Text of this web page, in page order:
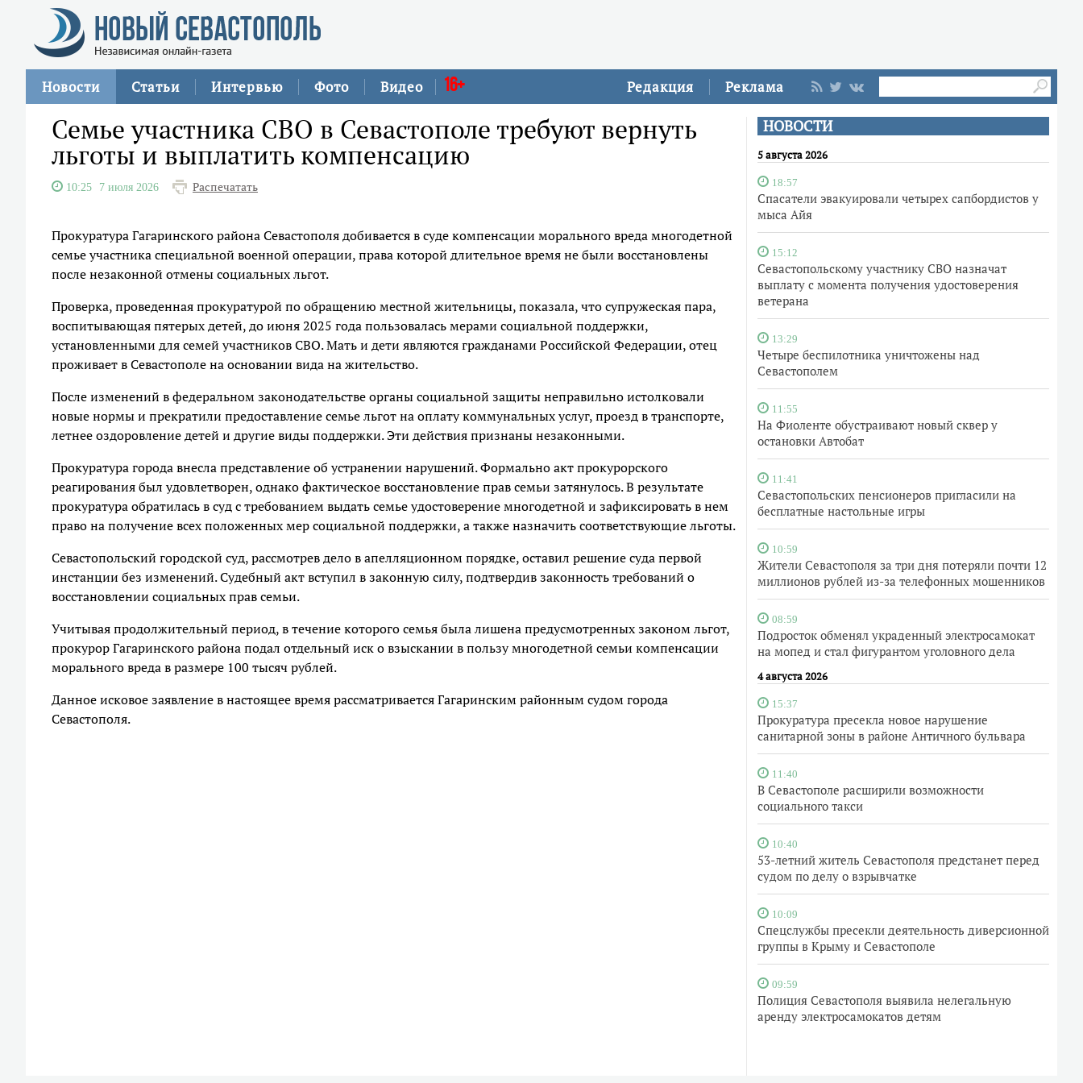
Редакция Реклама
Новости Статьи Интервью Фото Видео 16+
НОВОСТИ
5 августа 2026
18:57
Спасатели эвакуировали четырех сапбордистов у
мыса Айя
15:12
Севастопольскому участнику СВО назначат
выплату с момента получения удостоверения
ветерана
13:29
Четыре беспилотника уничтожены над
Севастополем
11:55
На Фиоленте обустраивают новый сквер у
остановки Автобат
11:41
Севастопольских пенсионеров пригласили на
бесплатные настольные игры
10:59
Жители Севастополя за три дня потеряли почти 12
миллионов рублей из-за телефонных мошенников
08:59
Подросток обменял украденный электросамокат
на мопед и стал фигурантом уголовного дела
4 августа 2026
15:37
Прокуратура пресекла новое нарушение
санитарной зоны в районе Античного бульвара
11:40
В Севастополе расширили возможности
социального такси
10:40
53-летний житель Севастополя предстанет перед
судом по делу о взрывчатке
10:09
Спецслужбы пресекли деятельность диверсионной
группы в Крыму и Севастополе
09:59
Полиция Севастополя выявила нелегальную
аренду электросамокатов детям
Семье участника СВО в Севастополе требуют вернуть
льготы и выплатить компенсацию
10:25 7 июля 2026 Распечатать
Прокуратура Гагаринского района Севастополя добивается в суде компенсации морального вреда многодетной
семье участника специальной военной операции, права которой длительное время не были восстановлены
после незаконной отмены социальных льгот.
Проверка, проведенная прокуратурой по обращению местной жительницы, показала, что супружеская пара,
воспитывающая пятерых детей, до июня 2025 года пользовалась мерами социальной поддержки,
установленными для семей участников СВО. Мать и дети являются гражданами Российской Федерации, отец
проживает в Севастополе на основании вида на жительство.
После изменений в федеральном законодательстве органы социальной защиты неправильно истолковали
новые нормы и прекратили предоставление семье льгот на оплату коммунальных услуг, проезд в транспорте,
летнее оздоровление детей и другие виды поддержки. Эти действия признаны незаконными.
Прокуратура города внесла представление об устранении нарушений. Формально акт прокурорского
реагирования был удовлетворен, однако фактическое восстановление прав семьи затянулось. В результате
прокуратура обратилась в суд с требованием выдать семье удостоверение многодетной и зафиксировать в нем
право на получение всех положенных мер социальной поддержки, а также назначить соответствующие льготы.
Севастопольский городской суд, рассмотрев дело в апелляционном порядке, оставил решение суда первой
инстанции без изменений. Судебный акт вступил в законную силу, подтвердив законность требований о
восстановлении социальных прав семьи.
Учитывая продолжительный период, в течение которого семья была лишена предусмотренных законом льгот,
прокурор Гагаринского района подал отдельный иск о взыскании в пользу многодетной семьи компенсации
морального вреда в размере 100 тысяч рублей.
Данное исковое заявление в настоящее время рассматривается Гагаринским районным судом города
Севастополя.